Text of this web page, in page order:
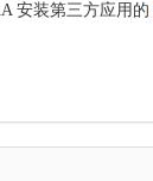
安装第三方应用的